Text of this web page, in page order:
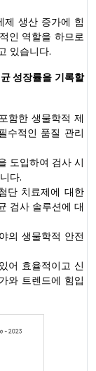
제 생산 증가에 힘
인 역할을 하므로
있습니다.
성장률을 기록할
함한 생물학적 제
수적인 품질 관리
도입하여 검사 시
다.
단 치료제에 대한
검사 솔루션에 대
의 생물학적 안전
어 효율적이고 신
와 트렌드에 힘입